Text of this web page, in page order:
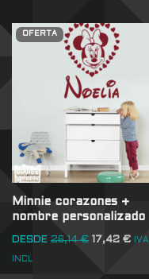
OFERTA
Minnie corazones +
nombre personalizado
DESDE 26,14€ 17,42 € IVA
INCL